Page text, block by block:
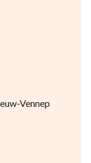
Vennep